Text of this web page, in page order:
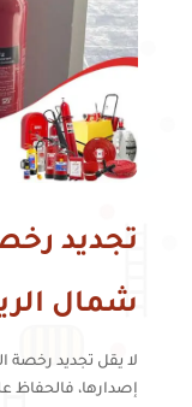
تجديد
شمال
لا يقل تجديد رخصة
إصدارها، فالحفاظ